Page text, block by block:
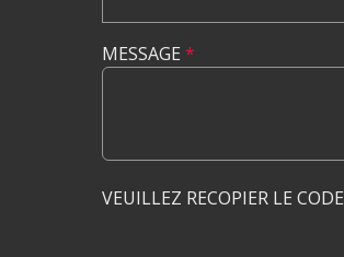
MESSAGE *
VEUILLEZ RECOPIER LE CODE